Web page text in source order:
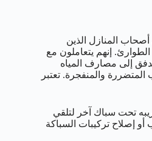
المنازل الذين
إنهم يتعاملون مع
إلى مصارف المياه
والمنفجرة. تعتبر
تحت سباك آخر لتلقي
إصلاح تركيبات السباكة